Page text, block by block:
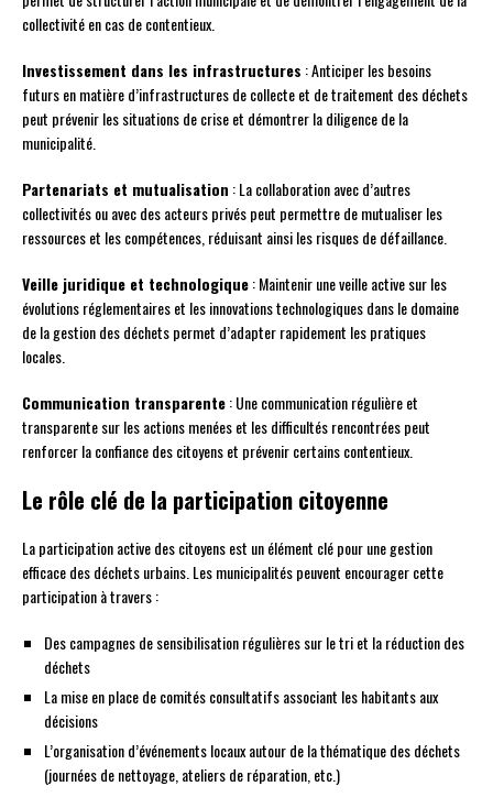
collectivité en cas de contentieux.
Investissement dans les infrastructures : Anticiper les besoins
futurs en matière d’infrastructures de collecte et de traitement des déchets
peut prévenir les situations de crise et démontrer la diligence de la
municipalité.
Partenariats et mutualisation : La collaboration avec d’autres
collectivités ou avec des acteurs privés peut permettre de mutualiser les
ressources et les compétences, réduisant ainsi les risques de défaillance.
Veille juridique et technologique: Maintenir une veille active sur les
évolutions réglementaires et les innovations technologiques dans le domaine
de la gestion des déchets permet d’adapter rapidement les pratiques
locales.
Communication transparente: Une communication régulière et
transparente sur les actions menées et les difficultés rencontrées peut
renforcer la confiance des citoyens et prévenir certains contentieux.
Le rôle clé de la participation citoyenne
La participation active des citoyens est un élément clé pour une gestion
efficace des déchets urbains. Les municipalités peuvent encourager cette
participation à travers :
Des campagnes de sensibilisation régulières sur le tri et la réduction des
déchets
La mise en place de comités consultatifs associant les habitants aux
décisions
L’organisation d’événements locaux autour de la thématique des déchets
(journées de nettoyage, ateliers de réparation, etc.)